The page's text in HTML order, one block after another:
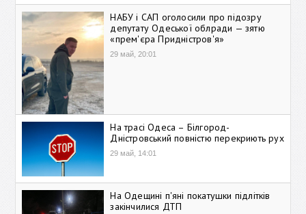
НАБУ і САП оголосили про підозру
депутату Одеської облради — зятю
«прем'єра Придністров'я»
29 май, 20:01
На трасі Одеса – Білгород-
Дністровський повністю перекриють рух
29 май, 14:01
На Одещині п'яні покатушки підлітків
закінчилися ДТП